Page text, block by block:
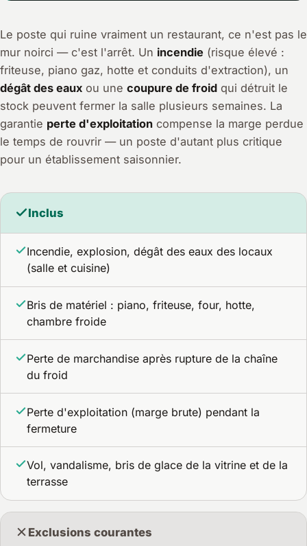
Le poste qui ruine vraiment un restaurant, ce n'est pas le
mur noirci — c'est l'arrêt. Un incendie (risque élevé :
friteuse, piano gaz, hotte et conduits d'extraction), un
dégât des eaux ou une coupure de froid qui détruit le
stock peuvent fermer la salle plusieurs semaines. La
garantie perte d'exploitation compense la marge perdue
le temps de rouvrir — un poste d'autant plus critique
pour un établissement saisonnier.
Inclus
Incendie, explosion, dégât des eaux des locaux
(salle et cuisine)
Bris de matériel : piano, friteuse, four, hotte,
chambre froide
Perte de marchandise après rupture de la chaîne
du froid
Perte d'exploitation (marge brute) pendant la
fermeture
Vol, vandalisme, bris de glace de la vitrine et de la
terrasse
Exclusions courantes